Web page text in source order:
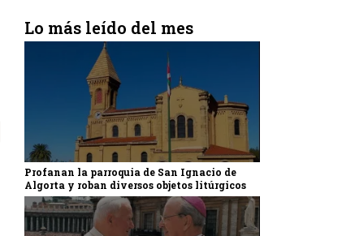
Lo más leído del mes
Profanan la parroquia de San Ignacio de
Algorta y roban diversos objetos litúrgicos